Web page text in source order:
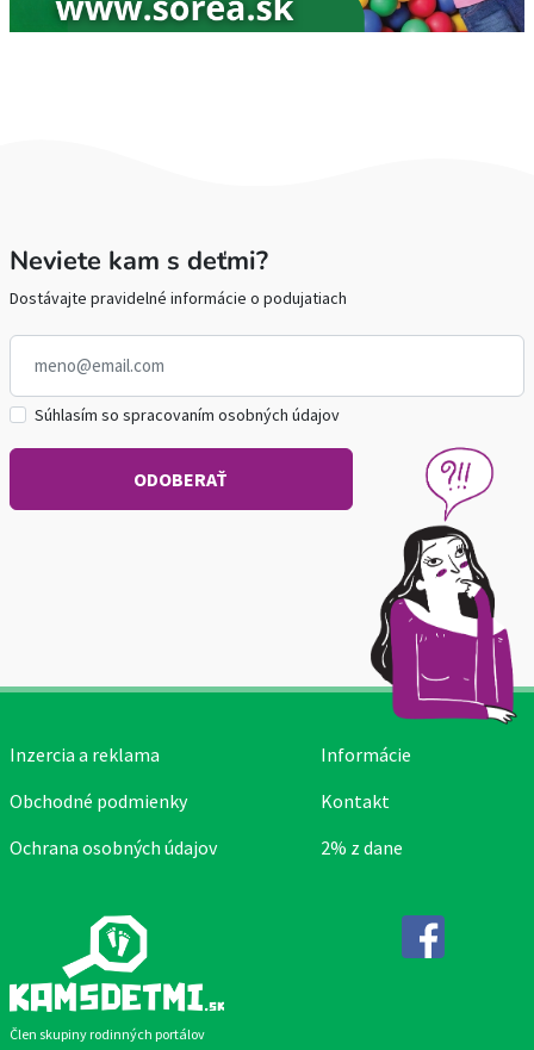
Neviete kam s deťmi?
Dostávajte pravidelné informácie o podujatiach
Súhlasím so spracovaním osobných údajov
Člen skupiny rodinných portálov
Inzercia a reklama
Obchodné podmienky
Ochrana osobných údajov
Informácie
Kontakt
2% z dane